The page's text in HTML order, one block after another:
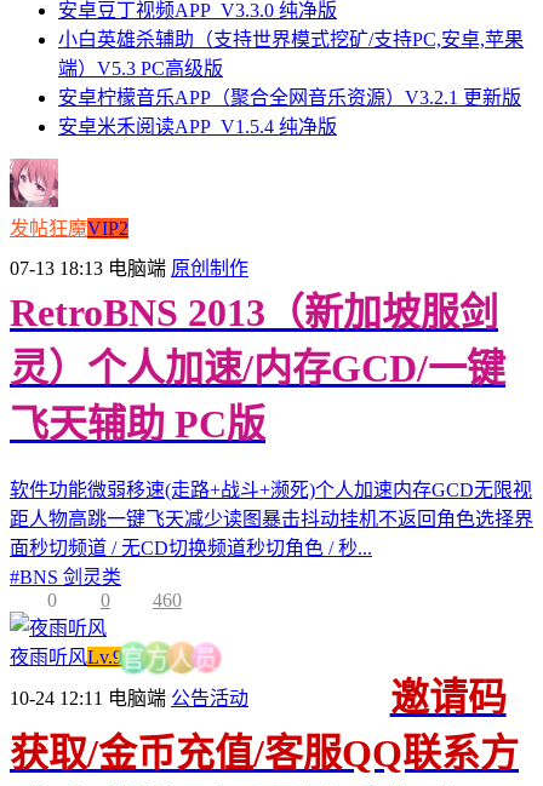
安卓豆丁视频APP_V3.3.0 纯净版
小白英雄杀辅助（支持世界模式挖矿/支持PC,安卓,苹果
端）V5.3 PC高级版
安卓柠檬音乐APP（聚合全网音乐资源）V3.2.1 更新版
安卓米禾阅读APP_V1.5.4 纯净版
发帖狂魔VIP2
07-13 18:13 电脑端 原创制作
RetroBNS 2013（新加坡服剑
灵）个人加速/内存GCD/一键
飞天辅助 PC版
软件功能微弱移速(走路+战斗+濒死)个人加速内存GCD无限视
距人物高跳一键飞天减少读图暴击抖动挂机不返回角色选择界
面秒切频道 / 无CD切换频道秒切角色 / 秒...
#BNS 剑灵类
0
0 460
夜雨听风Lv.9官 方 人 员
10-24 12:11 电脑端 公告活动
邀请码
获取/金币充值/客服QQ联系方